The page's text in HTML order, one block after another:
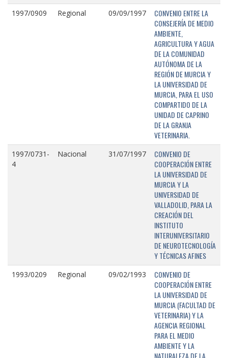
1997/0909 Regional 09/09/1997
CONVENIO ENTRE LA
CONSEJERÍA DE MEDIO
AMBIENTE,
AGRICULTURA Y AGUA
DE LA COMUNIDAD
AUTÓNOMA DE LA
REGIÓN DE MURCIA Y
LA UNIVERSIDAD DE
MURCIA, PARA EL USO
COMPARTIDO DE LA
UNIDAD DE CAPRINO
DE LA GRANJA
VETERINARIA.
1997/0731-
4
Nacional 31/07/1997
CONVENIO DE
COOPERACIÓN ENTRE
LA UNIVERSIDAD DE
MURCIA Y LA
UNIVERSIDAD DE
VALLADOLID, PARA LA
CREACIÓN DEL
INSTITUTO
INTERUNIVERSITARIO
DE NEUROTECNOLOGÍA
Y TÉCNICAS AFINES
1993/0209 Regional 09/02/1993
CONVENIO DE
COOPERACIÓN ENTRE
LA UNIVERSIDAD DE
MURCIA (FACULTAD DE
VETERINARIA) Y LA
AGENCIA REGIONAL
PARA EL MEDIO
AMBIENTE Y LA
NATURALEZA DE LA